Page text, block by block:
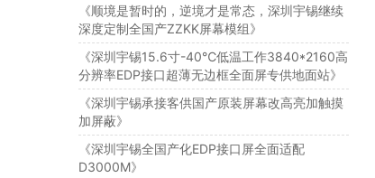
《顺境是暂时的，逆境才是常态，深圳宇锡继续
深度定制全国产ZZKK屏幕模组》
《深圳宇锡15.6寸-40℃低温工作3840*2160高
分辨率EDP接口超薄无边框全面屏专供地面站》
《深圳宇锡承接客供国产原装屏幕改高亮加触摸
加屏蔽》
《深圳宇锡全国产化EDP接口屏全面适配
D3000M》